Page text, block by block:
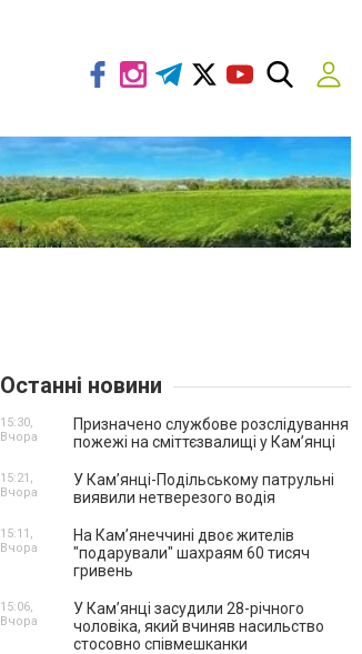
Останні новини
Призначено службове розслідування
пожежі на сміттєзвалищі у Кам’янці
15:30,
Вчора
У Кам’янці-Подільському патрульні
виявили нетверезого водія
15:21,
Вчора
На Камʼянеччині двоє жителів
"подарували" шахраям 60 тисяч
гривень
15:11,
Вчора
У Камʼянці засудили 28-річного
чоловіка, який вчиняв насильство
стосовно співмешканки
15:06,
Вчора